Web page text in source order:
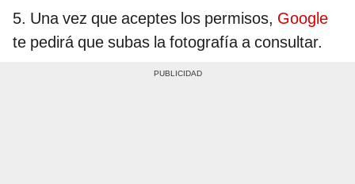
5. Una vez que aceptes los permisos, Google
te pedirá que subas la fotografía a consultar.